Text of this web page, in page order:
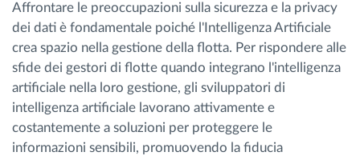
Affrontare le preoccupazioni sulla sicurezza e la privacy
dei dati è fondamentale poiché l'Intelligenza Artificiale
crea spazio nella gestione della flotta. Per rispondere alle
sfide dei gestori di flotte quando integrano l'intelligenza
artificiale nella loro gestione, gli sviluppatori di
intelligenza artificiale lavorano attivamente e
costantemente a soluzioni per proteggere le
informazioni sensibili, promuovendo la fiducia